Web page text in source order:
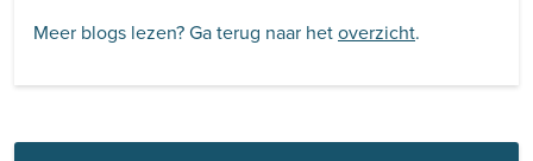
Meer blogs lezen? Ga terug naar hetoverzicht.